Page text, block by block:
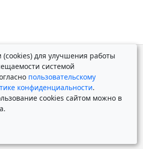
для улучшения работы
системой
пользовательскому
конфиденциальности.
cookies сайтом можно в
2007 — 2026.Старая версия